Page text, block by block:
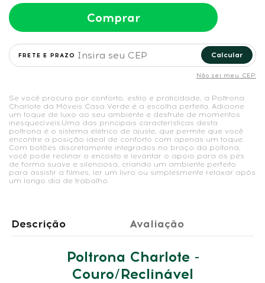
Comprar
Calcular
Não sei meu CEP
Se você procura por conforto, estilo e praticidade, a Poltrona
Charlote da Móveis Casa Verde é a escolha perfeita. Adicione
um toque de luxo ao seu ambiente e desfrute de momentos
inesquecíveis.Uma das principais características desta
poltrona é o sistema elétrico de ajuste, que permite que você
encontre a posição ideal de conforto com apenas um toque.
Com botões discretamente integrados no braço da poltona,
você pode reclinar o encosto e levantar o apoio para os pés
de forma suave e silenciosa, criando um ambiente perfeito
para assistir a filmes, ler um livro ou simplesmente relaxar após
um longo dia de trabalho.
Descrição Avaliação
Poltrona Charlote -
Couro/Reclinável